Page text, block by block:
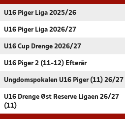
U16 Piger Liga 2025/26
U16 Piger Liga 2026/27
U16 Cup Drenge 2026/27
U16 Piger 2 (11-12) Efterår
Ungdomspokalen U16 Piger (11) 26/27
U16 Drenge Øst Reserve Ligaen 26/27
(11)